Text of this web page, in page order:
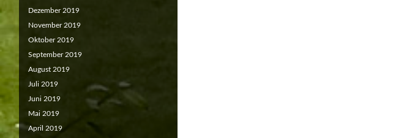
Dezember 2019
November 2019
Oktober 2019
September 2019
August 2019
Juli 2019
Juni 2019
Mai 2019
April 2019